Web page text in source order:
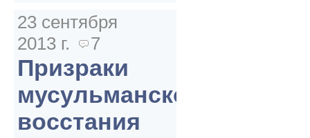
23 сентября
2013 г.
7
Призраки
мусульманского
восстания